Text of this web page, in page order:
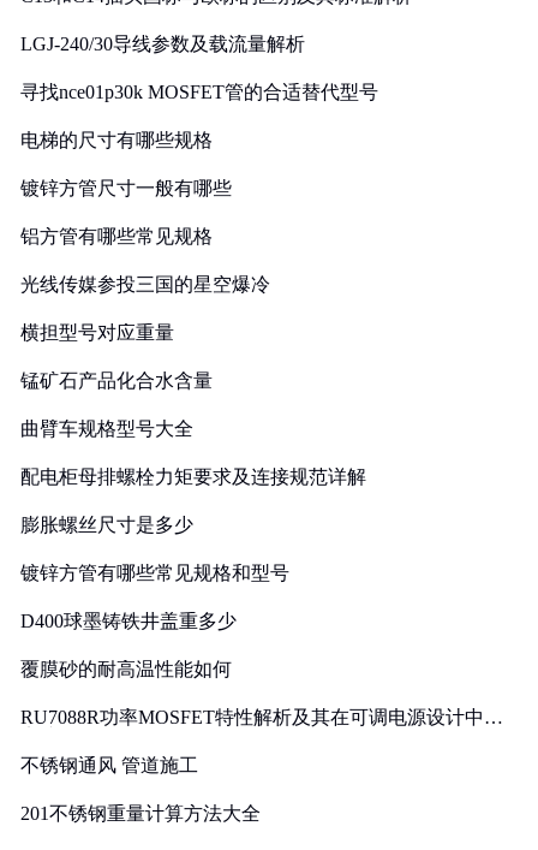
LGJ-240/30导线参数及载流量解析
寻找nce01p30k MOSFET管的合适替代型号
电梯的尺寸有哪些规格
镀锌方管尺寸一般有哪些
铝方管有哪些常见规格
光线传媒参投三国的星空爆冷
横担型号对应重量
锰矿石产品化合水含量
曲臂车规格型号大全
配电柜母排螺栓力矩要求及连接规范详解
膨胀螺丝尺寸是多少
镀锌方管有哪些常见规格和型号
D400球墨铸铁井盖重多少
覆膜砂的耐高温性能如何
RU7088R功率MOSFET特性解析及其在可调电源设计中的
不锈钢通风 管道施工
201不锈钢重量计算方法大全